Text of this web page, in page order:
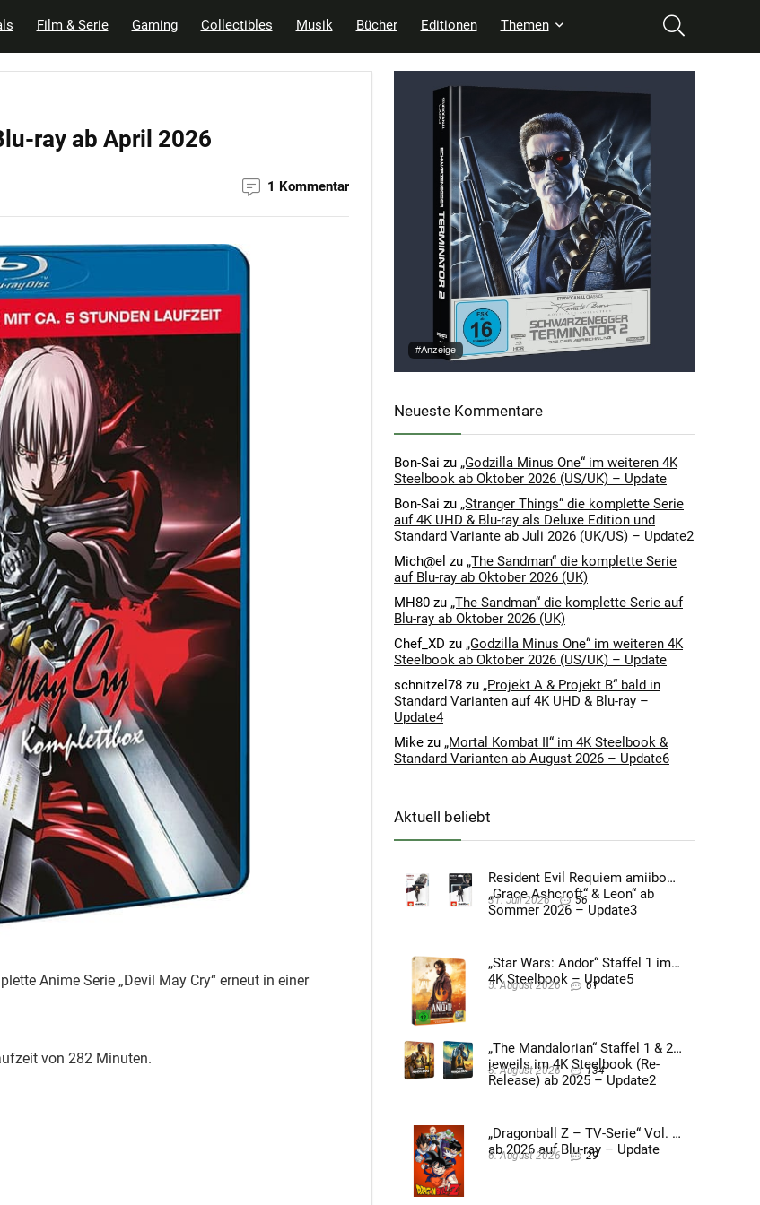
Film & Serie Gaming Collectibles Musik Bücher Editionen Themen
ray ab April 2026
1 Kommentar
Anime Serie „Devil May Cry“ erneut in einer
von 282 Minuten.
#Anzeige
Neueste Kommentare
Bon-Sai zu „Godzilla Minus One“ im weiteren 4K
Steelbook ab Oktober 2026 (US/UK) – Update
Bon-Sai zu „Stranger Things“ die komplette Serie
auf 4K UHD & Blu-ray als Deluxe Edition und
Standard Variante ab Juli 2026 (UK/US) – Update2
Mich@el zu „The Sandman“ die komplette Serie
auf Blu-ray ab Oktober 2026 (UK)
MH80 zu „The Sandman“ die komplette Serie auf
Blu-ray ab Oktober 2026 (UK)
Chef_XD zu „Godzilla Minus One“ im weiteren 4K
Steelbook ab Oktober 2026 (US/UK) – Update
schnitzel78 zu „Projekt A & Projekt B“ bald in
Standard Varianten auf 4K UHD & Blu-ray –
Update4
Mike zu „Mortal Kombat II“ im 4K Steelbook &
Standard Varianten ab August 2026 – Update6
Aktuell beliebt
Resident Evil Requiem amiibo
„Grace Ashcroft“ & Leon“ ab
Sommer 2026 – Update3
31. Juli 2026 56
„Star Wars: Andor“ Staffel 1 im
4K Steelbook – Update5
5. August 2026 61
„The Mandalorian“ Staffel 1 & 2
jeweils im 4K Steelbook (Re-
Release) ab 2025 – Update2
5. August 2026 134
„Dragonball Z – TV-Serie“ Vol. 4
ab 2026 auf Blu-ray – Update
6. August 2026 29